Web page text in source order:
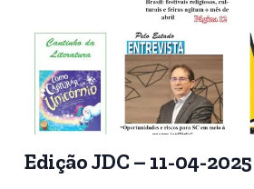
Edição JDC – 11-04-2025